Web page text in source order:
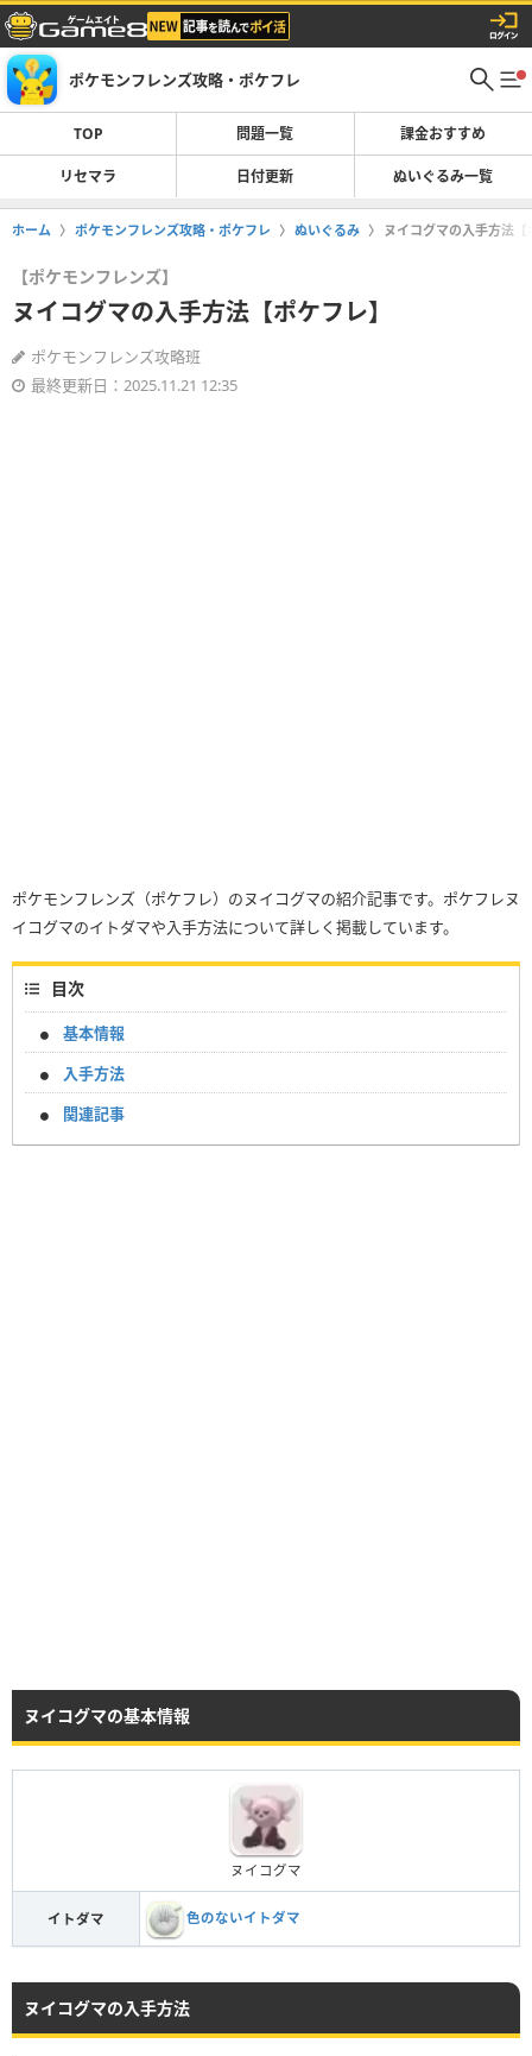
ポケモンフレンズ攻略・ポケフレ
TOP 問題一覧 課金おすすめ
リセマラ 日付更新 ぬいぐるみ一覧
ホーム ポケモンフレンズ攻略・ポケフレ ぬいぐるみ ヌイコグマの入手方法【
【ポケモンフレンズ】
ヌイコグマの入手方法【ポケフレ】
ポケモンフレンズ攻略班
最終更新日：2025.11.21 12:35
ポケモンフレンズ（ポケフレ）のヌイコグマの紹介記事です。ポケフレヌ
イコグマのイトダマや入手方法について詳しく掲載しています。
目次
基本情報
入手方法
関連記事
ヌイコグマの基本情報
ヌイコグマ
イトダマ 色のないイトダマ
ヌイコグマの入手方法